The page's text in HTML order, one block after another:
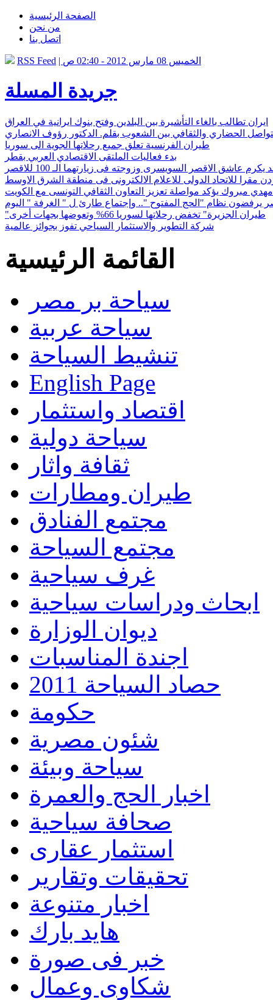
الصفحة الرئيسية
من نحن
اتصل بنا
RSS Feed | الخميس 08 مارس 2012 - 02:40 ص
جريدة المسلة
ايران تطالب بالغاء التأشيرة بين البلدين وفتح بنوك ايرانية في العراق
الحضاري والثقافي بين الشعوب بقلم. الدكتور رؤوف الانصاري
طيران الفرنسية تعلق جميع رحلاتها الجوية الى سوريا
بدء فعاليات الملتقى الاقتصادي العربي بقطر
عاشق الاقصر السويسرى وزوجته فى زيارتهما الـ 100 للاقصر
مقرا للاتحاد الدولى للاعلام الالكترونى فى منطقة الشرق الاوسط
مهدي مبروك يؤكد مواصلة تعزيز التعاون الثقافي التونسى مع الكويت
"طيران الجزيرة" تخفض رحلاتها لسوريا 66% وتعوضها بجهات أخرى
شركة التطوير والاستثمار السياحي تفوز بجوائز عالمية
القائمة الرئيسية
سياحة بر مصر
سياحة عربية
تنشيط السياحة
English Page
اقتصاد واستثمار
سياحة دولية
ثقافة واثار
طيران ومطارات
مجتمع الفنادق
مجتمع السياحة
غرف سياحية
ابحاث ودراسات سياحية
ديوان الوزارة
اجندة المناسبات
حصاد السياحة 2011
حكومة
شئون مصرية
سياحة وبيئة
اخبار الحج والعمرة
صحافة سياحية
استثمار عقارى
تحقيقات وتقارير
اخبار متنوعة
هايد بارك
خبر فى صورة
شكاوى وعمال